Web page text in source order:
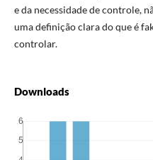
e da necessidade de controle,
uma definição clara do que é
controlar.
Downloads